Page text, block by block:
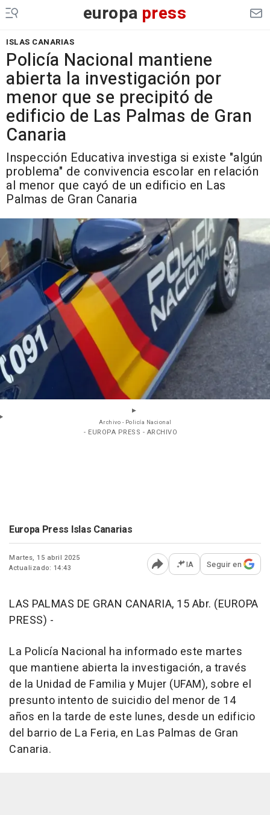
europa press
ISLAS CANARIAS
Policía Nacional mantiene
abierta la investigación por
menor que se precipitó de
edificio de Las Palmas de Gran
Canaria
Inspección Educativa investiga si existe "algún
problema" de convivencia escolar en relación
al menor que cayó de un edificio en Las
Palmas de Gran Canaria
Archivo - Policía Nacional
- EUROPA PRESS - ARCHIVO
Europa Press Islas Canarias
Martes, 15 abril 2025
Actualizado: 14:43
Abrir opciones para
IA Seguir en
LAS PALMAS DE GRAN CANARIA, 15 Abr. (EUROPA
PRESS) -
La Policía Nacional ha informado este martes
que mantiene abierta la investigación, a través
de la Unidad de Familia y Mujer (UFAM), sobre el
presunto intento de suicidio del menor de 14
años en la tarde de este lunes, desde un edificio
del barrio de La Feria, en Las Palmas de Gran
Canaria.